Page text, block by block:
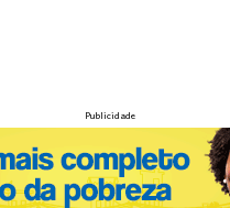
Publicidade